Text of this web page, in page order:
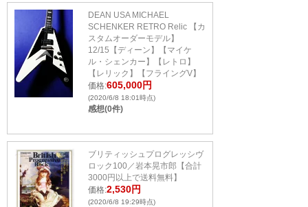
DEAN USA MICHAEL
SCHENKER RETRO Relic 【カ
スタムオーダーモデル】
12/15【ディーン】【マイケ
ル・シェンカー】【レトロ】
【レリック】【フライングV】
価格:605,000円
(2020/6/8 18:01時点)
感想(0件)
ブリティッシュプログレッシヴ
ロック100／岩本晃市郎【合計
3000円以上で送料無料】
価格:2,530円
(2020/6/8 19:29時点)